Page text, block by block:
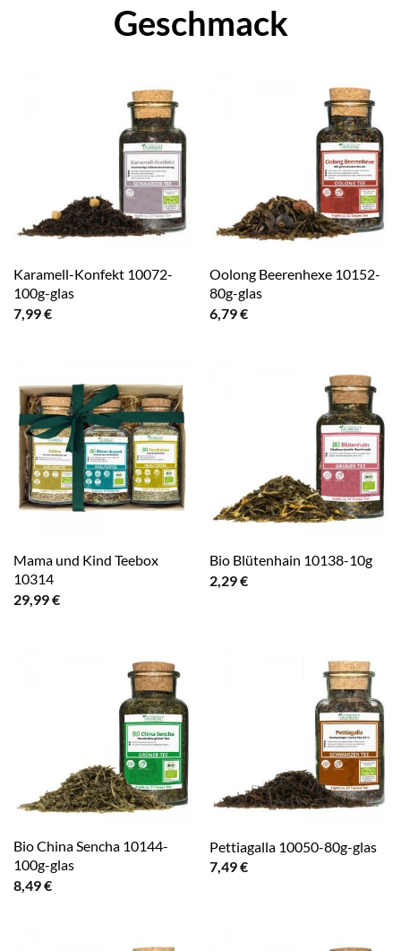
Geschmack
Karamell-Konfekt 10072-
100g-glas
7,99€
Oolong Beerenhexe 10152-
80g-glas
6,79€
Mama und Kind Teebox
10314
29,99€
Bio Blütenhain 10138-10g
2,29€
Bio China Sencha 10144-
100g-glas
8,49€
Pettiagalla 10050-80g-glas
7,49€